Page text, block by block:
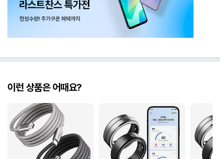
이런 상품은 어때요?